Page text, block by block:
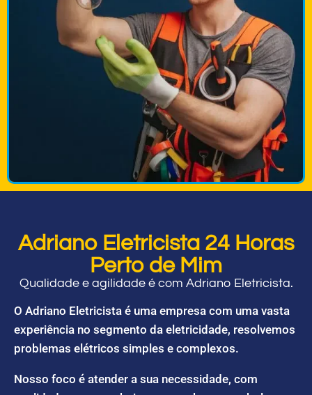
Adriano Eletricista 24 Horas
Perto de Mim
Qualidade e agilidade é com Adriano Eletricista.
O Adriano Eletricista é uma empresa com uma vasta
experiência no segmento da eletricidade, resolvemos
problemas elétricos simples e complexos.
Nosso foco é atender a sua necessidade, com